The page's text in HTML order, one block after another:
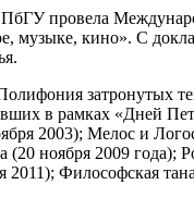
провела
музыке, кино». С
затронутых
в рамках «Дней
2003); Мелос и
ноября 2009 года);
Философская